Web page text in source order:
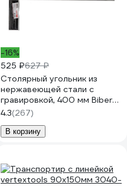
-16%
525 ₽627 ₽
Столярный угольник из
нержавеющей стали с
гравировкой, 400 мм Biber
ПРОФИ 40640 тов-093468
4.3(267)
В корзину